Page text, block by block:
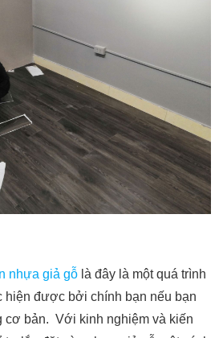
nhựa giả gỗ là đây là một quá trình
hiện được bởi chính bạn nếu bạn
cơ bản. Với kinh nghiệm và kiến